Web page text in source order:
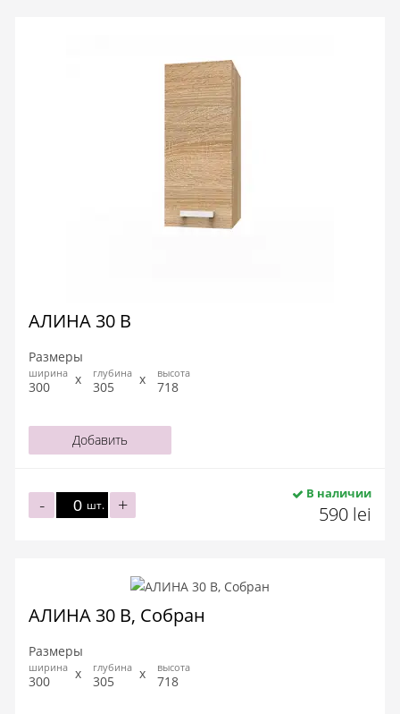
АЛИНА 30 В
Размеры
ширина
300
глубина
305
высота
718
Добавить
шт. +
- В наличии
590 lei
АЛИНА 30 В, Собран
Размеры
ширина
300
глубина
305
высота
718